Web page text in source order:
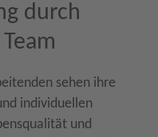
durch
sehen ihre
individuellen
und